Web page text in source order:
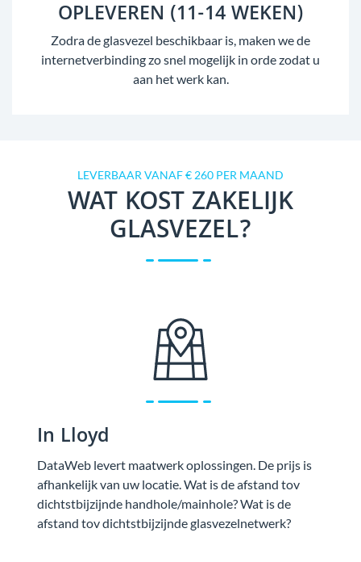
OPLEVEREN (11-14 WEKEN)
Zodra de glasvezel beschikbaar is, maken we de
internetverbinding zo snel mogelijk in orde zodat u
aan het werk kan.
LEVERBAAR VANAF € 260 PER MAAND
WAT KOST ZAKELIJK
GLASVEZEL?
In Lloyd
DataWeb levert maatwerk oplossingen. De prijs is
afhankelijk van uw locatie. Wat is de afstand tov
dichtstbijzijnde handhole/mainhole? Wat is de
afstand tov dichtstbijzijnde glasvezelnetwerk?